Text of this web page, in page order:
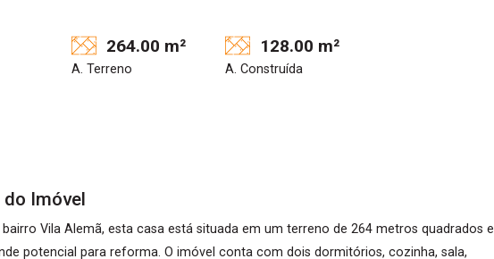
264.00 m²
A. Terreno
128.00 m²
A. Construída
Imóvel
Vila Alemã, esta casa está situada em um terreno de 264 metros quadrados e
potencial para reforma. O imóvel conta com dois dormitórios, cozinha, sala,